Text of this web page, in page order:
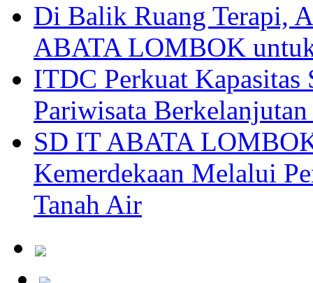
Di Balik Ruang Terapi,
ABATA LOMBOK
ITDC Perkuat
Pariwisata
SD IT ABATA
Kemerdekaan Melalui
Tanah Air